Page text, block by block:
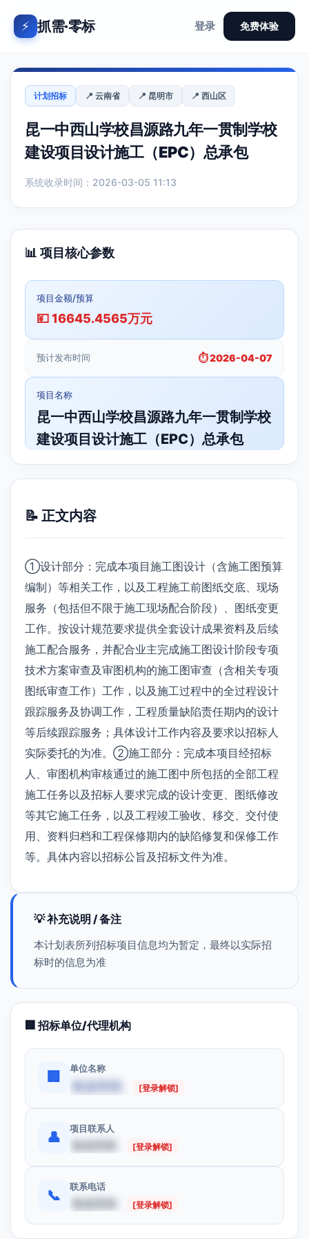
⚡ 抓需·零标 登录 免费体验
计划招标 📍 云南省 📍 昆明市 📍 西山区
昆一中西山学校昌源路九年一贯制学校
建设项目设计施工（EPC）总承包
系统收录时间：2026-03-05 11:13
📊 项目核心参数
项目金额/预算
💴 16645.4565万元
预计发布时间 ⏱️ 2026-04-07
项目名称
昆一中西山学校昌源路九年一贯制学校
建设项目设计施工（EPC）总承包
📝 正文内容
①设计部分：完成本项目施工图设计（含施工图预算
编制）等相关工作，以及工程施工前图纸交底、现场
服务（包括但不限于施工现场配合阶段）、图纸变更
工作。按设计规范要求提供全套设计成果资料及后续
施工配合服务，并配合业主完成施工图设计阶段专项
技术方案审查及审图机构的施工图审查（含相关专项
图纸审查工作）工作，以及施工过程中的全过程设计
跟踪服务及协调工作，工程质量缺陷责任期内的设计
等后续跟踪服务；具体设计工作内容及要求以招标人
实际委托的为准。②施工部分：完成本项目经招标
人、审图机构审核通过的施工图中所包括的全部工程
施工任务以及招标人要求完成的设计变更、图纸修改
等其它施工任务，以及工程竣工验收、移交、交付使
用、资料归档和工程保修期内的缺陷修复和保修工作
等。具体内容以招标公旨及招标文件为准。
💡 补充说明 / 备注
本计划表所列招标项目信息均为暂定，最终以实际招
标时的信息为准
🏢 招标单位/代理机构
🏢
单位名称
数据受限 [登录解锁]
👤
项目联系人
数据受限 [登录解锁]
📞
联系电话
数据受限 [登录解锁]